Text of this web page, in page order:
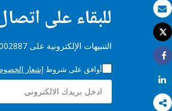
بريد الكتروني
طباعة
Tweet
Share
Share
للبقاء على
التنبيهات الإلكترونية على Project P002887
أوافق على شروط إشعار